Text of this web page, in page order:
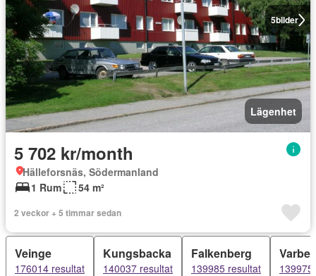
5bilder
Lägenhet
5 702 kr/month
Hälleforsnäs, Södermanland
1 Rum
54 m²
2 veckor + 5 timmar sedan
Veinge
176014 resultat
Kungsbacka
140037 resultat
Falkenberg
139985 resultat